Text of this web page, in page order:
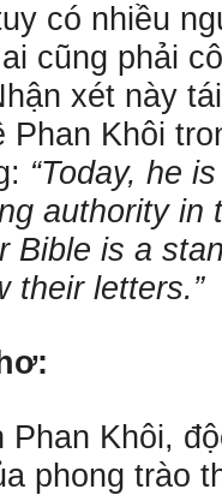
có nhiều
cũng phải
xét này
Phan Khôi
“Today, he
authority in
Bible is a
their letters.”
Phan Khôi,
phong trào